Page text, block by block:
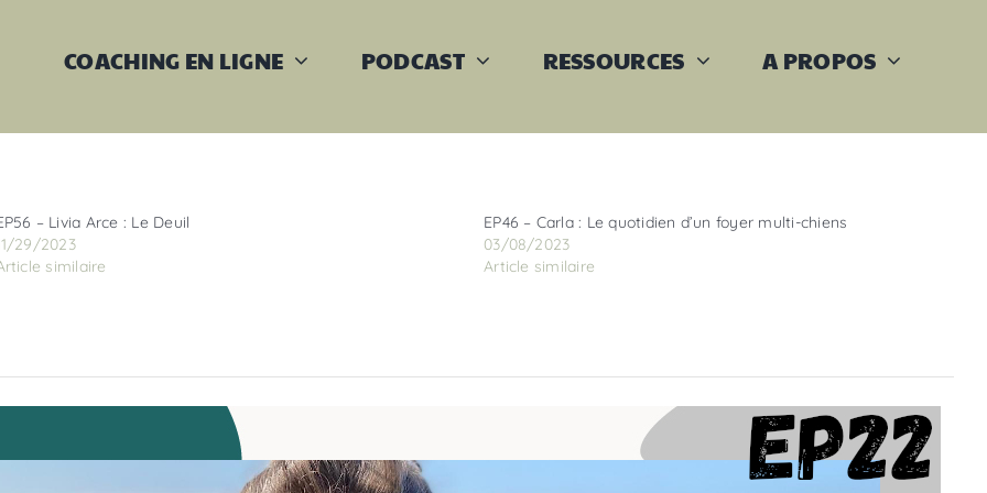
COACHING EN LIGNE PODCAST RESSOURCES A PROPOS
– Livia Arce : Le Deuil
29/2023
similaire
EP46 – Carla : Le quotidien d’un foyer multi-chiens
03/08/2023
Article similaire